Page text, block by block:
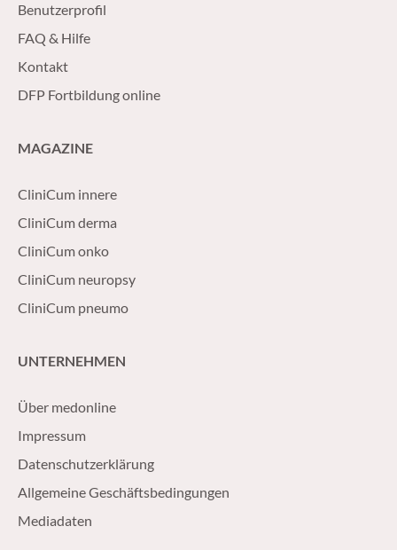
Benutzerprofil
FAQ & Hilfe
Kontakt
DFP Fortbildung online
MAGAZINE
CliniCum innere
CliniCum derma
CliniCum onko
CliniCum neuropsy
CliniCum pneumo
UNTERNEHMEN
Über medonline
Impressum
Datenschutzerklärung
Allgemeine Geschäftsbedingungen
Mediadaten